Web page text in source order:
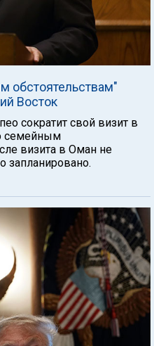
обстоятельствам"
Восток
сократит свой визит в
семейным
визита в Оман не
запланировано.